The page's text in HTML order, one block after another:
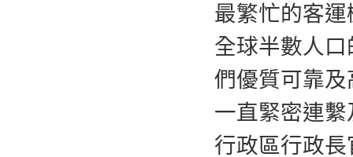
最繁忙的客
全球半數人
們優質可靠
一直緊密連
行政區行政